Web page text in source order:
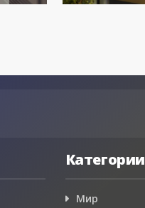
Категории
Мир